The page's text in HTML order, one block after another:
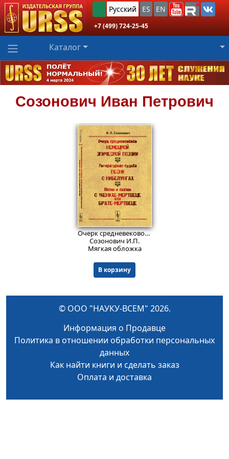
Русский ES EN
+7 (499) 724-25-45
Каталог
Созонович Иван Петрович
748₽
Очерк средневековой немецкой эпической поэзии. Литературная судьба песни о Нибелунгах. Песни и сказки о женихе-мертвеце или брате-мертвеце (этюд по сравнительному изучению народной поэзии).
Созонович И.П.
Мягкая обложка
В корзину
© ООО "НАУКУ-ВСЕМ" 2026.
Информация о Продавце
Политика в отношении обработки персональных
данных
Как найти книги и сделать заказ
Оплата и доставка